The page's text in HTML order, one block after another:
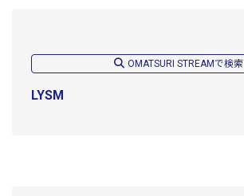
OMATSURI STREAMで検索
LYSM